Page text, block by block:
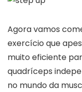
Agora vamos
exercício que
muito eficiente
quadríceps
no mundo da